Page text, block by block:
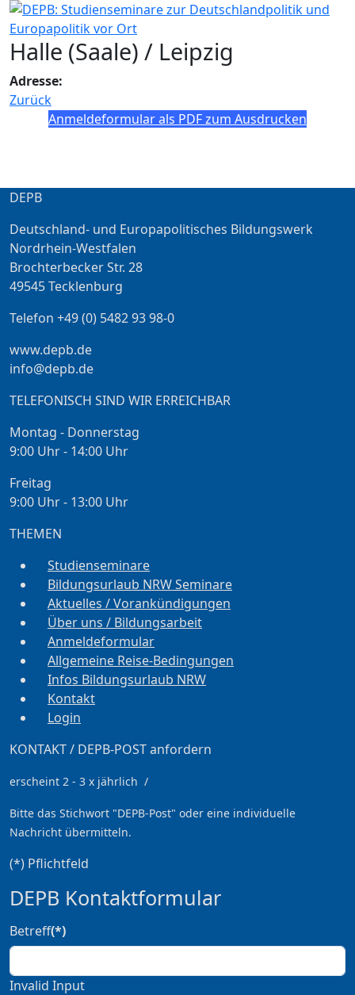
Halle (Saale) / Leipzig
Adresse:
Zurück
Anmeldeformular als PDF zum Ausdrucken
DEPB
Deutschland- und Europapolitisches Bildungswerk
Nordrhein-Westfalen
Brochterbecker Str. 28
49545 Tecklenburg
Telefon +49 (0) 5482 93 98-0
www.depb.de
info@depb.de
TELEFONISCH SIND WIR ERREICHBAR
Montag - Donnerstag
9:00 Uhr - 14:00 Uhr
Freitag
9:00 Uhr - 13:00 Uhr
THEMEN
Studienseminare
Bildungsurlaub NRW Seminare
Aktuelles / Vorankündigungen
Über uns / Bildungsarbeit
Anmeldeformular
Allgemeine Reise-Bedingungen
Infos Bildungsurlaub NRW
Kontakt
Login
KONTAKT / DEPB-POST anfordern
erscheint 2 - 3 x jährlich /
Bitte das Stichwort "DEPB-Post" oder eine individuelle
Nachricht übermitteln.
(*) Pflichtfeld
DEPB Kontaktformular
Betreff(*)
Invalid Input